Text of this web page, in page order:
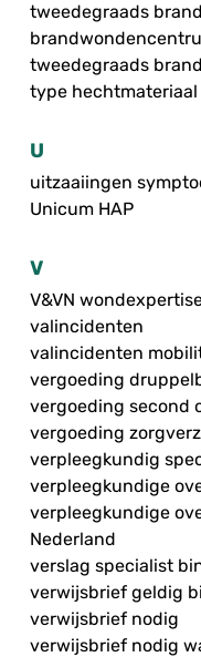
tweedegraads
tweedegraads
type hechtmateriaal
U
uitzaaiingen
Unicum HAP
V
V&VN
valincidenten
valincidenten
vergoeding
vergoeding second
vergoeding
verpleegkundig
verpleegkundige
verpleegkundige
Nederland
verslag specialist
verwijsbrief geldig
verwijsbrief nodig
verwijsbrief nodig